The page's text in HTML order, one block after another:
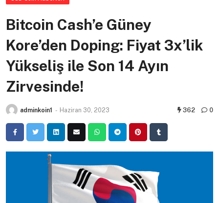
Bitcoin Cash’e Güney
Kore’den Doping: Fiyat 3x’lik
Yükseliş ile Son 14 Ayın
Zirvesinde!
adminkoin1 - Haziran 30, 2023 362 0